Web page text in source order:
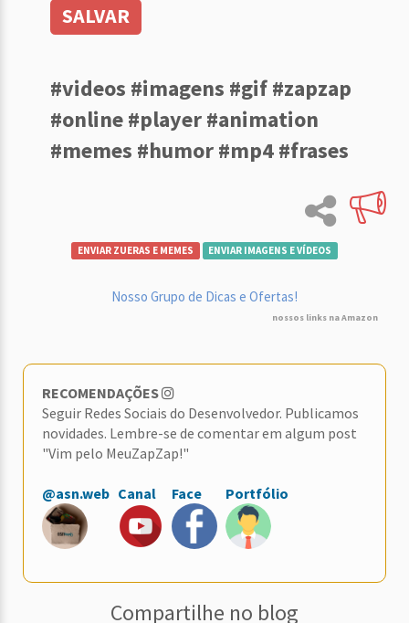
SALVAR
#videos #imagens #gif #zapzap
#online #player #animation
#memes #humor #mp4 #frases
ENVIAR ZUERAS E MEMES ENVIAR IMAGENS E VÍDEOS
Nosso Grupo de Dicas e Ofertas!
nossos links na Amazon
RECOMENDAÇÕES
Seguir Redes Sociais do Desenvolvedor. Publicamos
novidades. Lembre-se de comentar em algum post
"Vim pelo MeuZapZap!"
@asn.web Canal Face Portfólio
Compartilhe no blog